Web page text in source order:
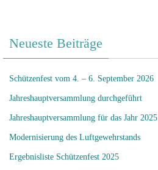
Neueste Beiträge
Schützenfest vom 4. – 6. September 2026
Jahreshauptversammlung durchgeführt
Jahreshauptversammlung für das Jahr 2025
Modernisierung des Luftgewehrstands
Ergebnisliste Schützenfest 2025